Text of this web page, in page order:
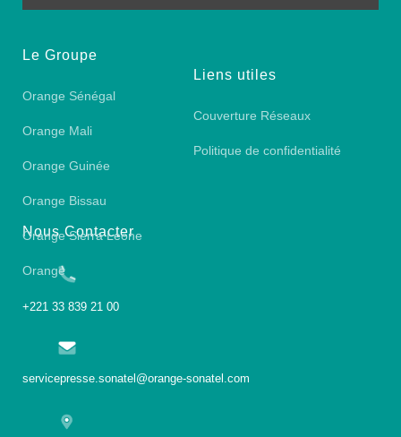
Le Groupe
Orange Sénégal
Orange Mali
Orange Guinée
Orange Bissau
Orange Sierra Leone
Orange
Liens utiles
Couverture Réseaux
Politique de confidentialité
Nous Contacter
+221 33 839 21 00
servicepresse.sonatel@orange-sonatel.com